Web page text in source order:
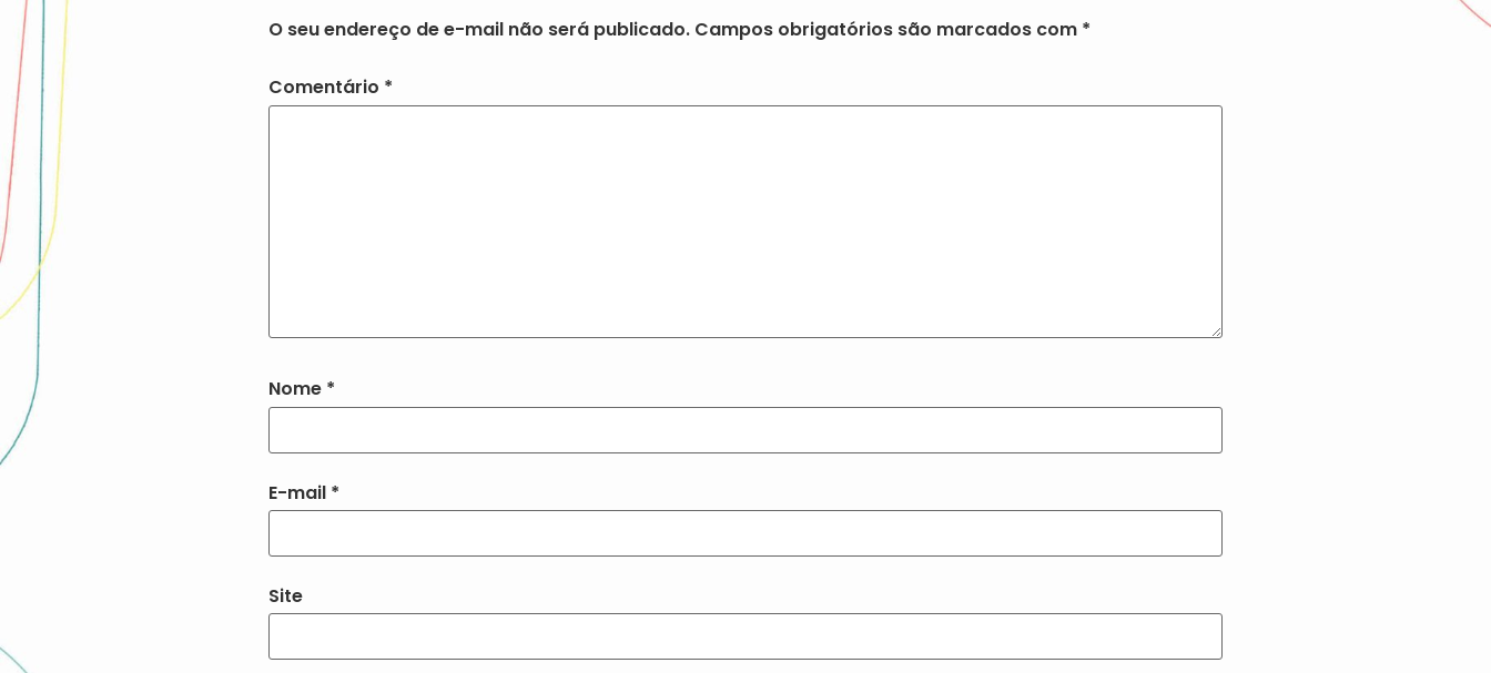
O seu endereço de e-mail não será publicado. Campos obrigatórios são marcados com *
Comentário *
Nome *
E-mail *
Site